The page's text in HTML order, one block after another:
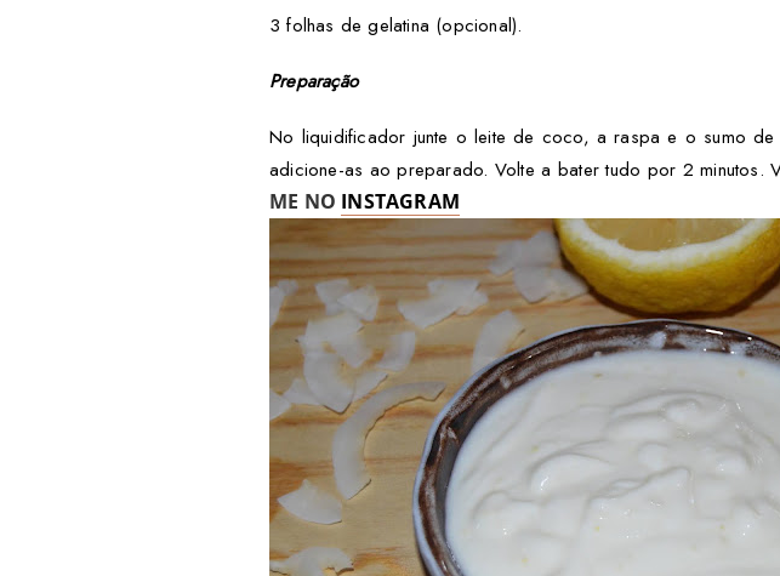
3 folhas de gelatina (opcional).
Preparação
No liquidificador junte o leite de coco, a raspa e o sumo de
adicione-as ao preparado. Volte a bater tudo por 2
ME NO INSTAGRAM